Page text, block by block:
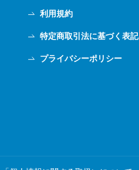
利用規約
特定商取引法に基づく表記
プライバシーポリシー